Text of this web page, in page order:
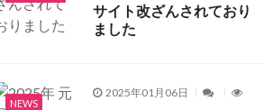
サイト改ざんされており
ました
NEWS
2025年01月06日